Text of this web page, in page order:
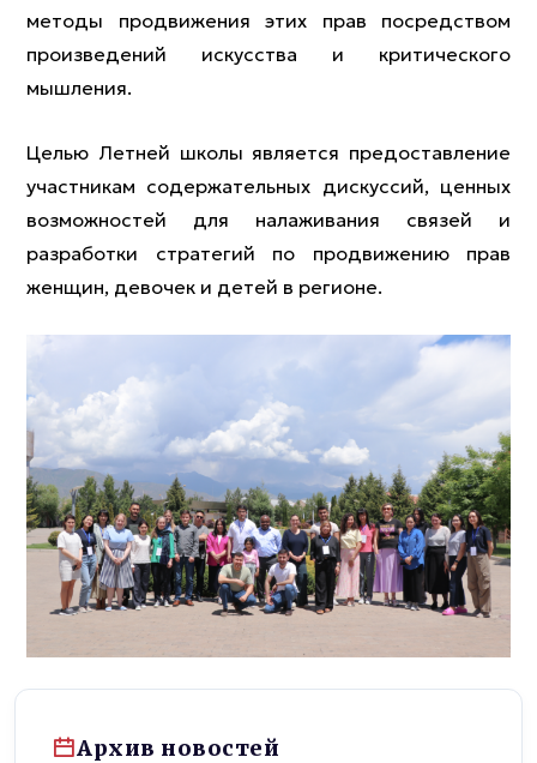
методы продвижения этих прав посредством
произведений искусства и критического
мышления.
Целью Летней школы является предоставление
участникам содержательных дискуссий, ценных
возможностей для налаживания связей и
разработки стратегий по продвижению прав
женщин, девочек и детей в регионе.
Архив новостей